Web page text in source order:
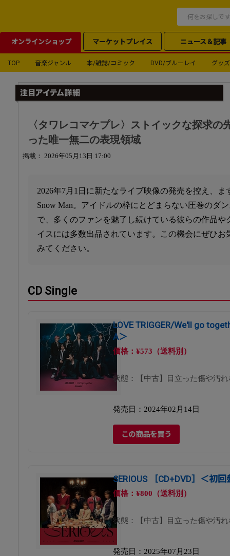
オンラインショップ マーケットプレイス ニュース＆記事
TOP 音楽ジャンル 本/雑誌/コミック DVD/ブルーレイ グッズ
〈タワレコマケプレ〉ストイックな探求の
った唯一無二の表現領域
掲載： 2026年05月13日 17:00
2026年7月1日に新たなライブ映像の発売を控え、
Snow Man。アイドルの枠にとどまらない圧巻のダ
で、多くのファンを魅了し続けている彼らの作品や
イスには多数出品されています。この機会にぜひお
みてください。
CD Single
LOVE TRIGGER/We'll go
A＞
価格：¥573（送料別）
状態：【中古】目立った傷や汚
発売日：2024年02月14日
この商品を買う
SERIOUS ［CD+DVD］＜初回
価格：¥800（送料別）
状態：【中古】目立った傷や汚
発売日：2025年07月23日